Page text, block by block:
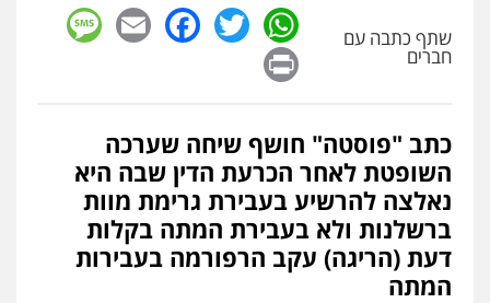
עו"ד אורנת קמרון
תעבורה
משפחה נוער
עו"ד חמאדה מסרי
תעבורה
0526631970
שתף כתבה עם
חברים
WhatsApp
Twitter
Facebook
Email
כתב "פוסטה" חושף שיחה שערכה
השופטת לאחר הכרעת הדין שבה היא
נאלצה להרשיע בעבירת גרימת מוות
ברשלנות ולא בעבירת המתה בקלות
דעת (הריגה) עקב הרפורמה בעבירות
המתה